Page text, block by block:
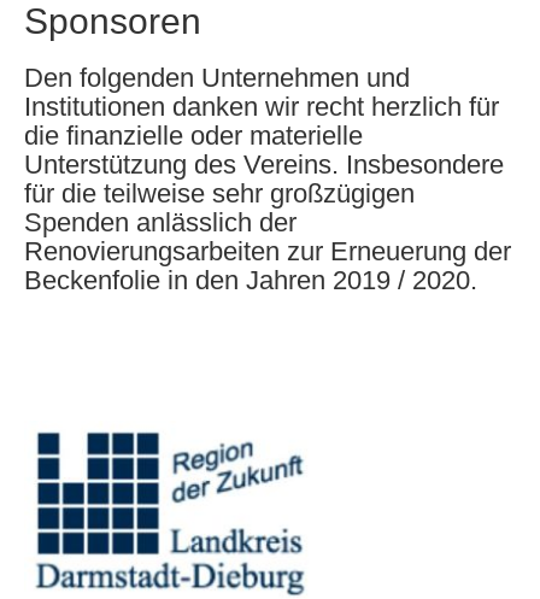
Sponsoren
Den folgenden Unternehmen und
Institutionen danken wir recht herzlich für
die finanzielle oder materielle
Unterstützung des Vereins. Insbesondere
für die teilweise sehr großzügigen
Spenden anlässlich der
Renovierungsarbeiten zur Erneuerung der
Beckenfolie in den Jahren 2019 / 2020.